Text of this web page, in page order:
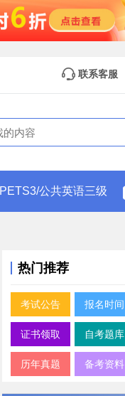
联系客服
PETS3/公共英语三级
热门推荐
考试公告 报名时间
证书领取 自考题库
历年真题 备考资料